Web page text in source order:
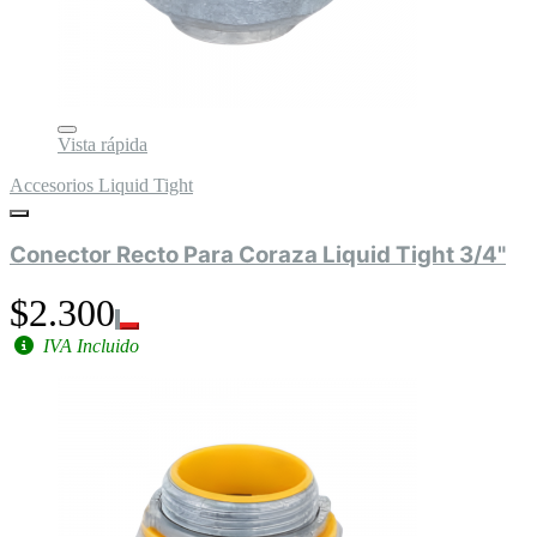
Vista rápida
Accesorios Liquid Tight
Conector Recto Para Coraza Liquid Tight 3/4"
$2.300
IVA Incluido